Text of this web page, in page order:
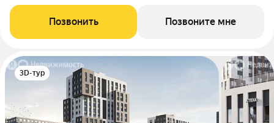
Позвонить Позвоните мне
3D-тур